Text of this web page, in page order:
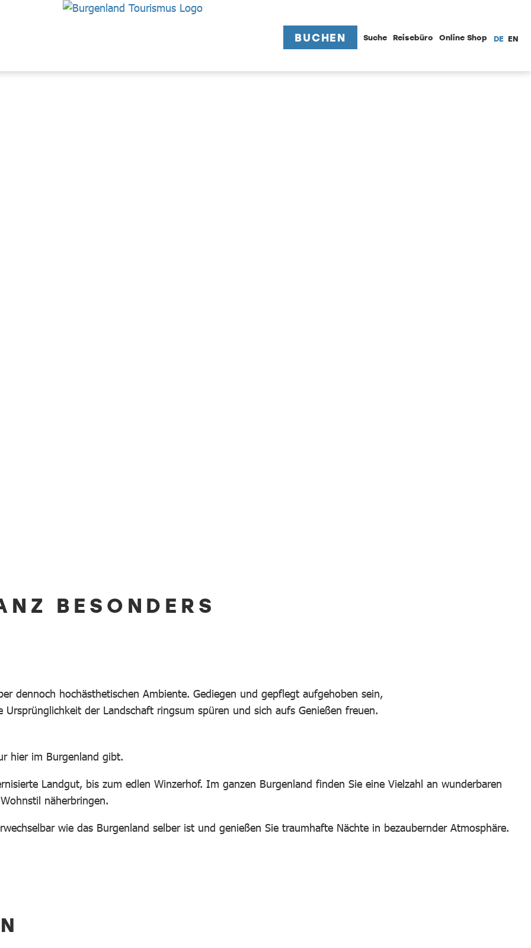
BUCHEN Suche Reisebüro Online Shop DE EN
BESONDERS
dennoch hochästhetischen Ambiente. Gediegen und gepflegt aufgehoben sein,
Ursprünglichkeit der Landschaft ringsum spüren und sich aufs Genießen freuen.
hier im Burgenland gibt.
Landgut, bis zum edlen Winzerhof. Im ganzen Burgenland finden Sie eine Vielzahl an wunderbaren
näherbringen.
wie das Burgenland selber ist und genießen Sie traumhafte Nächte in bezaubernder Atmosphäre.